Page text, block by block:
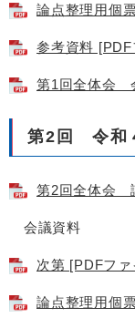
論点整理用個
参考資料
第1回全体会
第2回 令和
第2回全体会
会議資料
次第 [PDFフ
論点整理用個